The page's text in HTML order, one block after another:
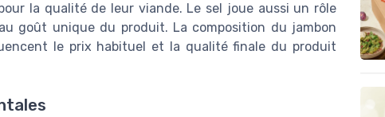
la qualité de leur viande. Le sel joue aussi un rôle
goût unique du produit. La composition du jambon
le prix habituel et la qualité finale du produit